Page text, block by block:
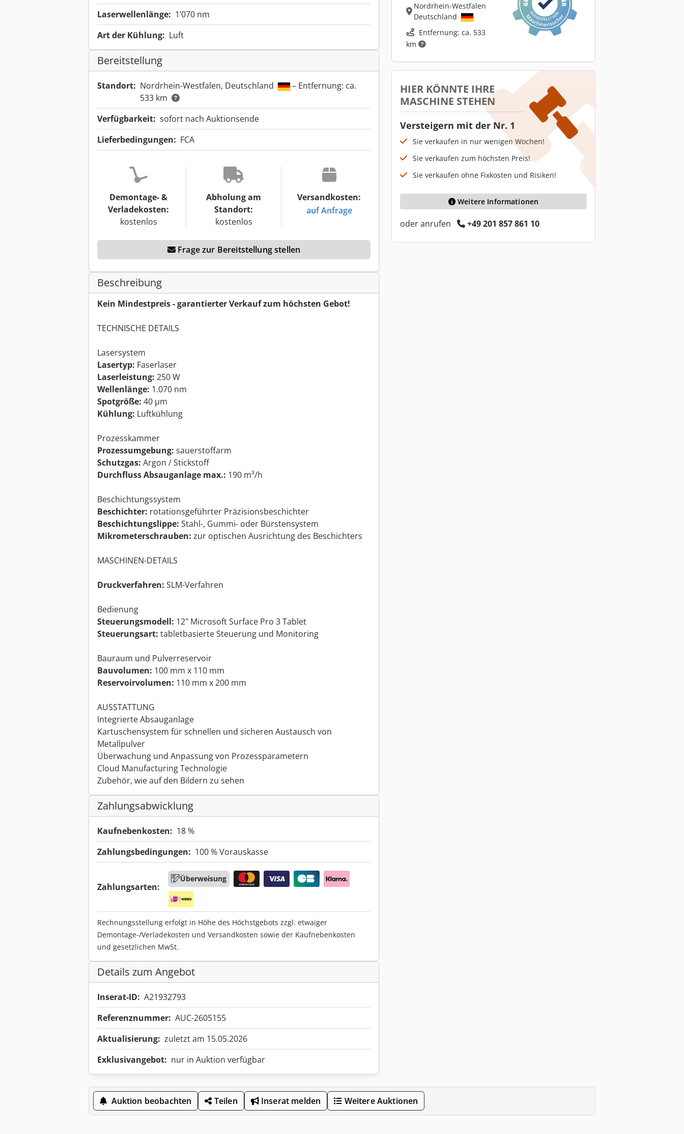
Laserwellenlänge: 1’070 nm
Art der Kühlung: Luft
Bereitstellung
Standort: Nordrhein-Westfalen, Deutschland
– Entfernung: ca.
533 km
Verfügbarkeit: sofort nach Auktionsende
Lieferbedingungen: FCA
Demontage- &
Verladekosten:
kostenlos
Abholung am
Standort:
kostenlos
Versandkosten:
auf Anfrage
Frage zur Bereitstellung stellen
Beschreibung
Kein Mindestpreis - garantierter Verkauf zum höchsten Gebot!
TECHNISCHE DETAILS
Lasersystem
Lasertyp: Faserlaser
Laserleistung: 250 W
Wellenlänge: 1.070 nm
Spotgröße: 40 µm
Kühlung: Luftkühlung
Prozesskammer
Prozessumgebung: sauerstoffarm
Schutzgas: Argon / Stickstoff
Durchfluss Absauganlage max.: 190 m³/h
Beschichtungssystem
Beschichter: rotationsgeführter Präzisionsbeschichter
Beschichtungslippe: Stahl-, Gummi- oder Bürstensystem
Mikrometerschrauben: zur optischen Ausrichtung des Beschichters
MASCHINEN-DETAILS
Druckverfahren: SLM-Verfahren
Bedienung
Steuerungsmodell: 12" Microsoft Surface Pro 3 Tablet
Steuerungsart: tabletbasierte Steuerung und Monitoring
Bauraum und Pulverreservoir
Bauvolumen: 100 mm x 110 mm
Reservoirvolumen: 110 mm x 200 mm
AUSSTATTUNG
Integrierte Absauganlage
Kartuschensystem für schnellen und sicheren Austausch von
Metallpulver
Überwachung und Anpassung von Prozessparametern
Cloud Manufacturing Technologie
Zubehör, wie auf den Bildern zu sehen
Zahlungsabwicklung
Kaufnebenkosten: 18 %
Zahlungsbedingungen: 100 % Vorauskasse
Zahlungsarten:
Überweisung
Rechnungsstellung erfolgt in Höhe des Höchstgebots zzgl. etwaiger
Demontage-/Verladekosten und Versandkosten sowie der Kaufnebenkosten
und gesetzlichen MwSt.
Details zum Angebot
Inserat-ID: A21932793
Referenznummer: AUC-2605155
Aktualisierung: zuletzt am 15.05.2026
Exklusivangebot: nur in Auktion verfügbar
Nordrhein-Westfalen
Deutschland
Entfernung: ca. 533
km
HIER KÖNNTE IHRE
MASCHINE STEHEN
Versteigern mit der Nr. 1
Sie verkaufen in nur wenigen Wochen!
Sie verkaufen zum höchsten Preis!
Sie verkaufen ohne Fixkosten und Risiken!
Weitere Informationen
oder anrufen +49 201 857 861 10
Auktion beobachten Teilen Inserat melden Weitere Auktionen